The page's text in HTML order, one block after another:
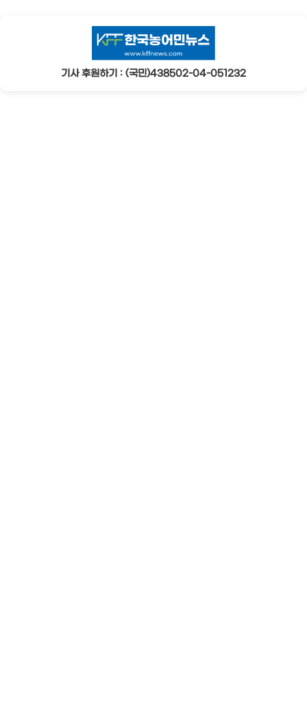
기사 후원하기 : (국민)438502-04-051232